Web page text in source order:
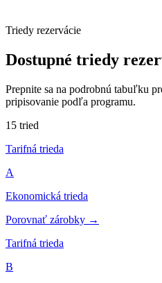
Triedy rezervácie
Dostupné triedy
Prepnite sa na podrobnú tabuľku
pripisovanie podľa programu.
15 tried
Tarifná trieda
A
Ekonomická trieda
Porovnať zárobky →
Tarifná trieda
B